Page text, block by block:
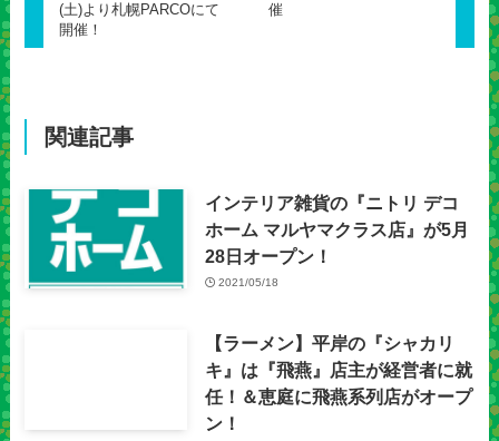
(土)より札幌PARCOにて
開催！
催
関連記事
インテリア雑貨の『ニトリ デコ
ホーム マルヤマクラス店』が5月
28日オープン！
2021/05/18
【ラーメン】平岸の『シャカリ
キ』は『飛燕』店主が経営者に就
任！＆恵庭に飛燕系列店がオープ
ン！